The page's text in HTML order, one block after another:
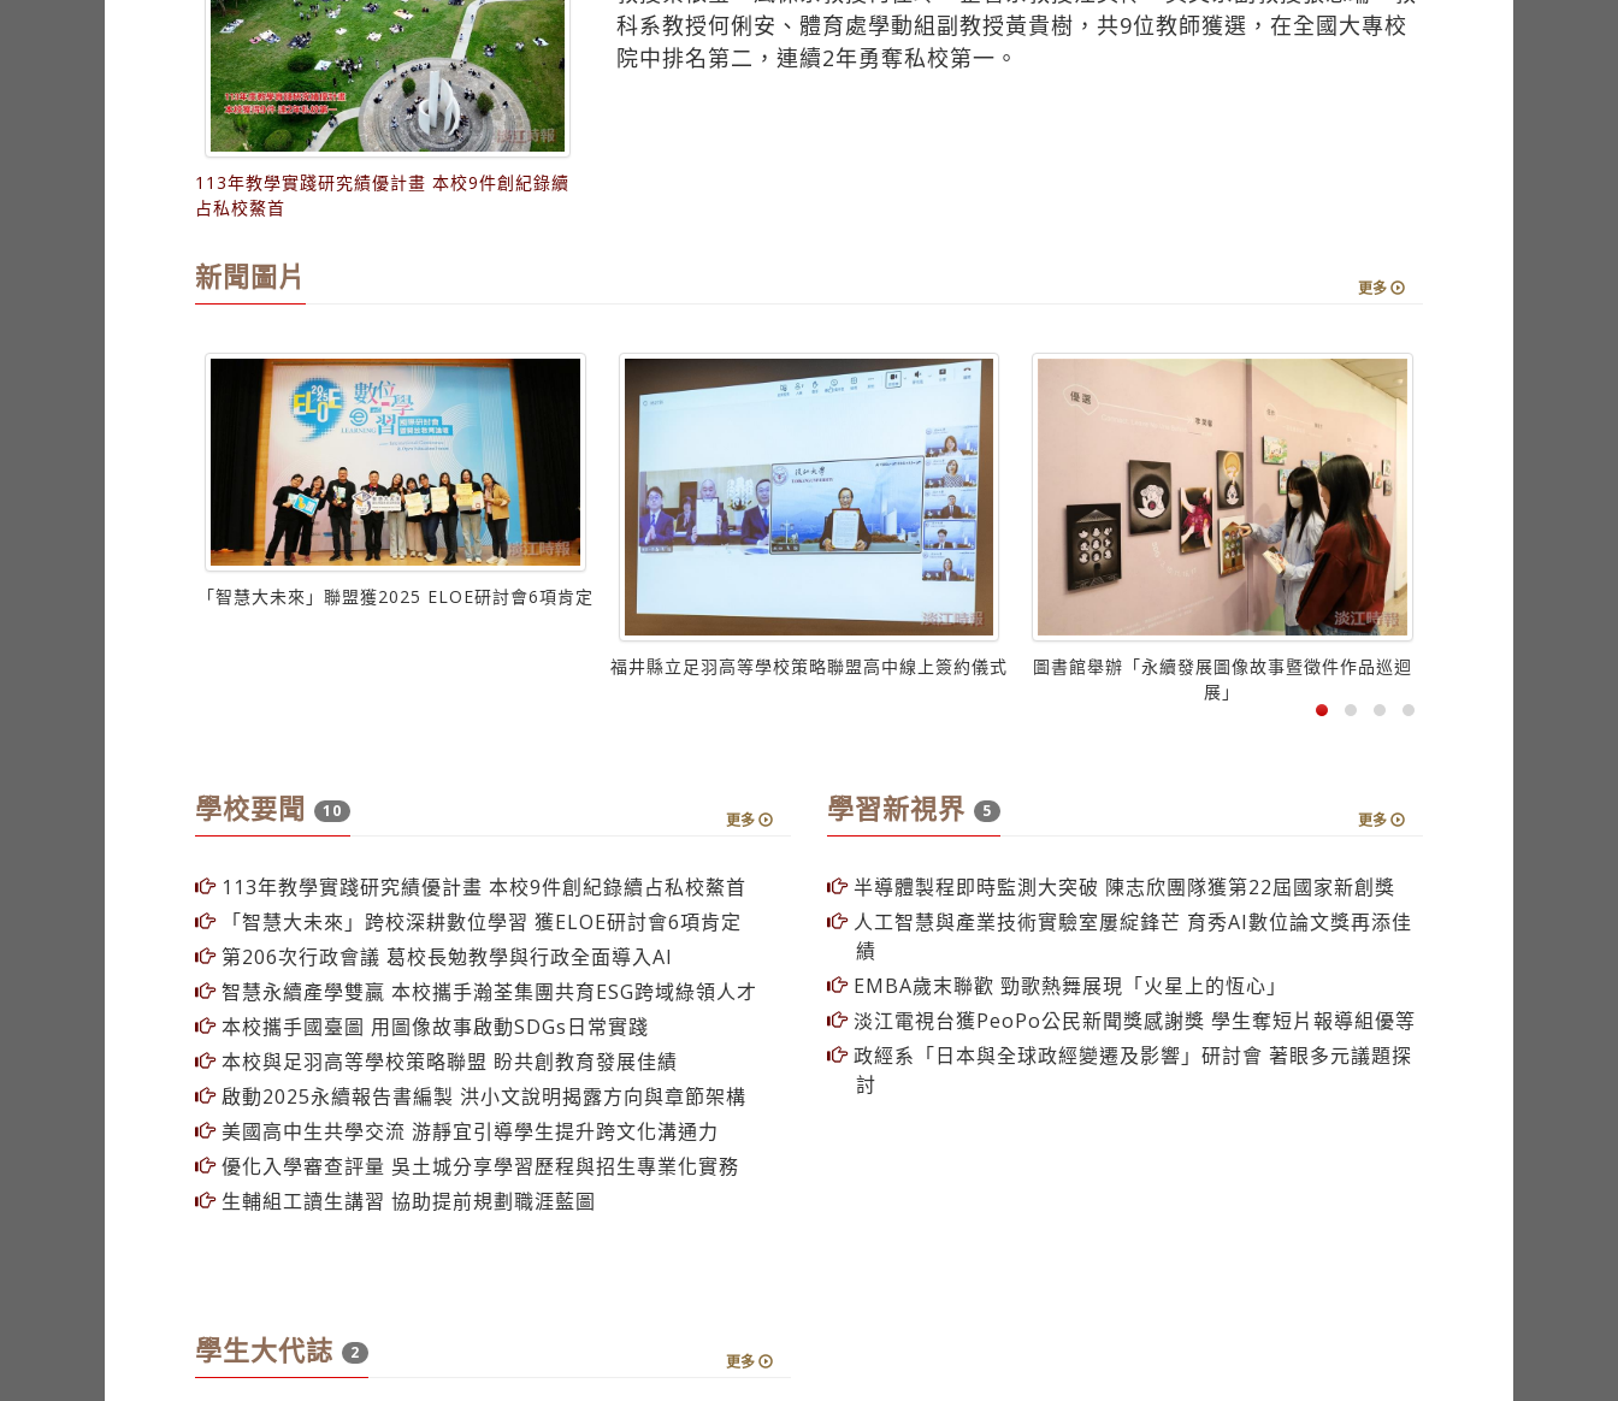
113年教學實踐研究績優計畫 本校9件創紀錄續
占私校鰲首
【潘劭愷淡水校園報導】113年度教學實踐研究績優計畫12月23日公布，本校大
傳系助理教授吳姿嫻、土木系助理教授蔡明修、資工系教授黃仁俊、國企系助理
新聞圖片 更多
學校要聞 10 更多
113年教學實踐研究績優計畫 本校9件創紀錄續占私校鰲首
「智慧大未來」跨校深耕數位學習 獲ELOE研討會6項肯定
第206次行政會議 葛校長勉教學與行政全面導入AI
智慧永續產學雙贏 本校攜手瀚荃集團共育ESG跨域綠領人才
本校攜手國臺圖 用圖像故事啟動SDGs日常實踐
本校與足羽高等學校策略聯盟 盼共創教育發展佳績
啟動2025永續報告書編製 洪小文說明揭露方向與章節架構
學習新視界 5 更多
半導體製程即時監測大突破 陳志欣團隊獲第22屆國家新創獎
人工智慧與產業技術實驗室屢綻鋒芒 育秀AI數位論文獎再添佳
績
EMBA歲末聯歡 勁歌熱舞展現「火星上的恆心」